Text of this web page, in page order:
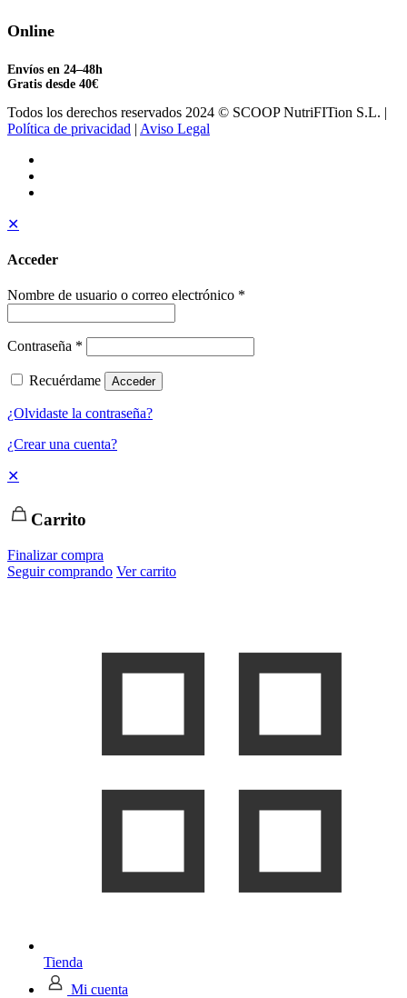
Online
Envíos en 24–48h
Gratis desde 40€
Todos los derechos reservados 2024 © SCOOP NutriFITion S.L. |
Política de privacidad | Aviso Legal
✕
Acceder
Nombre de usuario o correo electrónico *
Contraseña *
Recuérdame Acceder
¿Olvidaste la contraseña?
¿Crear una cuenta?
✕
Carrito
Finalizar compra
Seguir comprando Ver carrito
Tienda
Mi cuenta